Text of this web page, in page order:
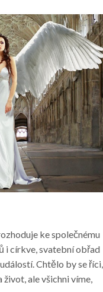
ke společnému
i církve, svatební obřad
Chtělo by se říci,
ale všichni víme,